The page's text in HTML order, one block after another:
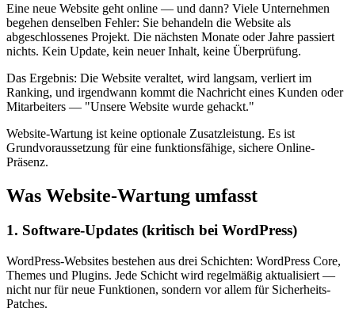
Eine neue Website geht online — und dann? Viele Unternehmen
begehen denselben Fehler: Sie behandeln die Website als
abgeschlossenes Projekt. Die nächsten Monate oder Jahre passiert
nichts. Kein Update, kein neuer Inhalt, keine Überprüfung.
Das Ergebnis: Die Website veraltet, wird langsam, verliert im
Ranking, und irgendwann kommt die Nachricht eines Kunden oder
Mitarbeiters — "Unsere Website wurde gehackt."
Website-Wartung ist keine optionale Zusatzleistung. Es ist
Grundvoraussetzung für eine funktionsfähige, sichere Online-
Präsenz.
Was Website-Wartung umfasst
1. Software-Updates (kritisch bei WordPress)
WordPress-Websites bestehen aus drei Schichten: WordPress Core,
Themes und Plugins. Jede Schicht wird regelmäßig aktualisiert —
nicht nur für neue Funktionen, sondern vor allem für Sicherheits-
Patches.